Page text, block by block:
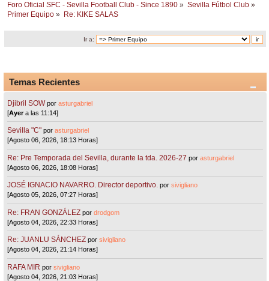
Foro Oficial SFC - Sevilla Football Club - Since 1890 » Sevilla Fútbol Club »
Primer Equipo » Re: KIKE SALAS
Ir a:
Temas Recientes
Djibril SOW porasturgabriel
[Ayera las 11:14]
Sevilla "C"porasturgabriel
[Agosto 06, 2026, 18:13 Horas]
Re: Pre Temporada del Sevilla, durante la tda. 2026-27 porasturgabriel
[Agosto 06, 2026, 18:08 Horas]
JOSÉ IGNACIO NAVARRO. Director deportivo. porsivigliano
[Agosto 05, 2026, 07:27 Horas]
Re: FRAN GONZÁLEZ pordrodgom
[Agosto 04, 2026, 22:33 Horas]
Re: JUANLU SÁNCHEZ porsivigliano
[Agosto 04, 2026, 21:14 Horas]
RAFA MIR porsivigliano
[Agosto 04, 2026, 21:03 Horas]